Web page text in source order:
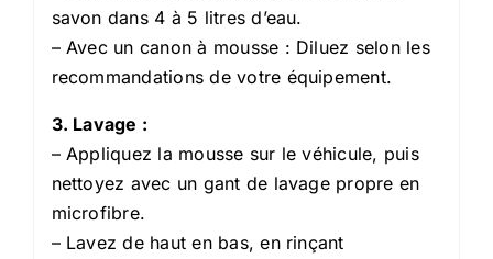
savon dans 4 à 5 litres d’eau.
– Avec un canon à mousse : Diluez selon les
recommandations de votre équipement.
3. Lavage :
– Appliquez la mousse sur le véhicule, puis
nettoyez avec un gant de lavage propre en
microfibre.
– Lavez de haut en bas, en rinçant